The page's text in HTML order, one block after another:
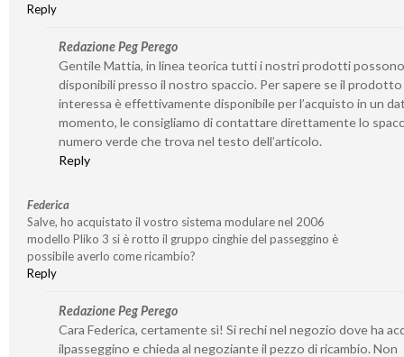
Reply
Redazione Peg Perego
Gentile Mattia, in linea teorica tutti i nostri prodotti
disponibili presso il nostro spaccio. Per sapere se il prodotto
interessa è effettivamente disponibile per l’acquisto in un
momento, le consigliamo di contattare direttamente lo
numero verde che trova nel testo dell’articolo.
Reply
Federica
Salve, ho acquistato il vostro sistema modulare nel 2006
modello Pliko 3 si è rotto il gruppo cinghie del passeggino è
possibile averlo come ricambio?
Reply
Redazione Peg Perego
Cara Federica, certamente sì! Si rechi nel negozio dove ha
ilpasseggino e chieda al negoziante il pezzo di ricambio. Non